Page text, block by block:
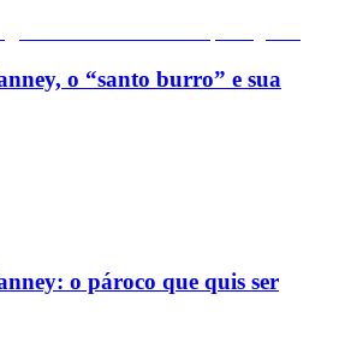
o “santo burro” e sua
o pároco que quis ser